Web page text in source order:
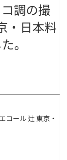
調の撮
・日本料
。
コール 辻 東京・